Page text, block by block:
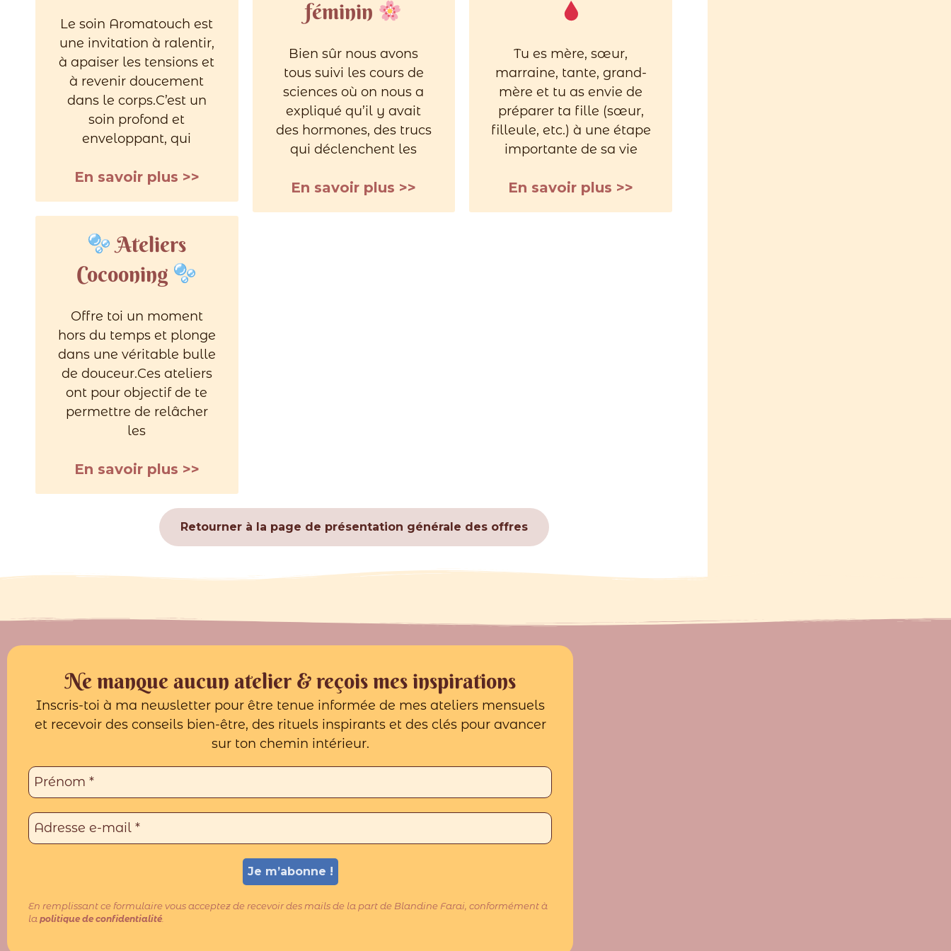
Le soin Aromatouch est
une invitation à ralentir,
à apaiser les tensions et
à revenir doucement
dans le corps.C’est un
soin profond et
enveloppant, qui
En savoir plus >>
féminin
Bien sûr nous avons
tous suivi les cours de
sciences où on nous a
expliqué qu’il y avait
des hormones, des trucs
qui déclenchent les
En savoir plus >>
Tu es mère, sœur,
marraine, tante, grand-
mère et tu as envie de
préparer ta fille (sœur,
filleule, etc.) à une étape
importante de sa vie
En savoir plus >>
Ateliers
Cocooning
Offre toi un moment
hors du temps et plonge
dans une véritable bulle
de douceur.Ces ateliers
ont pour objectif de te
permettre de relâcher
les
En savoir plus >>
Retourner à la page de présentation générale des offres
Ne manque aucun atelier & reçois mes inspirations
Inscris-toi à ma newsletter pour être tenue informée de mes ateliers mensuels
et recevoir des conseils bien-être, des rituels inspirants et des clés pour avancer
sur ton chemin intérieur.
En remplissant ce formulaire vous acceptez de recevoir des mails de la part de Blandine Farai, conformément à
la politique de confidentialité.